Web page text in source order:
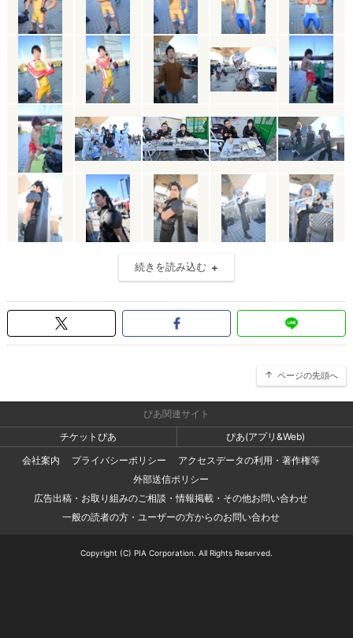
続きを読み込む
ページの先頭へ
ぴあ関連サイト
チケットぴあ
ぴあ(アプリ&Web)
会社案内
プライバシーポリシー
アクセスデータの利用・著作権等
外部送信ポリシー
広告出稿・お取り組みのご相談・情報掲載・その他お問い合わせ
一般の読者の方・ユーザーの方からのお問い合わせ
Copyright (C) PIA Corporation. All Rights Reserved.